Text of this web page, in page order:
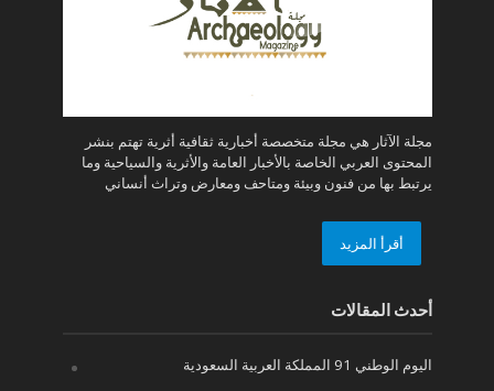
مجلة الآثار هي مجلة متخصصة أخبارية ثقافية أثرية تهتم بنشر
المحتوى العربي الخاصة بالأخبار العامة والأثرية والسياحية وما
يرتبط بها من فنون وبيئة ومتاحف ومعارض وتراث أنساني
أقرأ المزيد
أحدث المقالات
اليوم الوطني 91 المملكة العربية السعودية